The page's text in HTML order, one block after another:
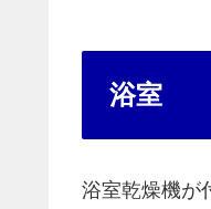
浴室
浴室乾燥機が